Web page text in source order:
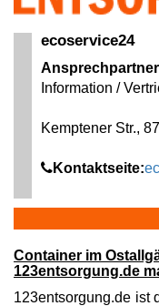
ecoservice24
Information /
Kemptener Str.,
Kontaktseite:
Container im
123entsorgung.de
123entsorgung.de ist